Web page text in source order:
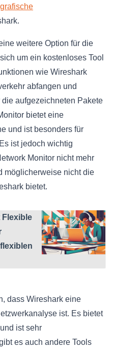
grafische
weitere Option für die
um ein kostenloses Tool
wie Wireshark
abfangen und
aufgezeichneten Pakete
bietet eine
und ist besonders für
ist jedoch wichtig
Monitor nicht mehr
möglicherweise nicht die
bietet.
Flexible
dass Wireshark eine
ist. Es bietet
ist sehr
es auch andere Tools